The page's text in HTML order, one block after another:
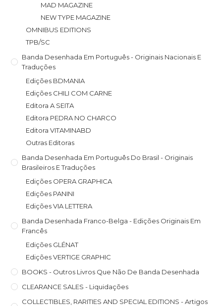
MAD MAGAZINE
NEW TYPE MAGAZINE
OMNIBUS EDITIONS
TPB/SC
Banda Desenhada Em Português - Originais Nacionais E
Traduções
Edições BDMANIA
Edições CHILI COM CARNE
Editora A SEITA
Editora PEDRA NO CHARCO
Editora VITAMINABD
Outras Editoras
Banda Desenhada Em Português Do Brasil - Originais
Brasileiros E Traduções
Edições OPERA GRAPHICA
Edições PANINI
Edições VIA LETTERA
Banda Desenhada Franco-Belga - Edições Originais Em
Francês
Edições GLÉNAT
Edições VERTIGE GRAPHIC
BOOKS - Outros Livros Que Não De Banda Desenhada
CLEARANCE SALES - Liquidações
COLLECTIBLES, RARITIES AND SPECIAL EDITIONS - Artigos